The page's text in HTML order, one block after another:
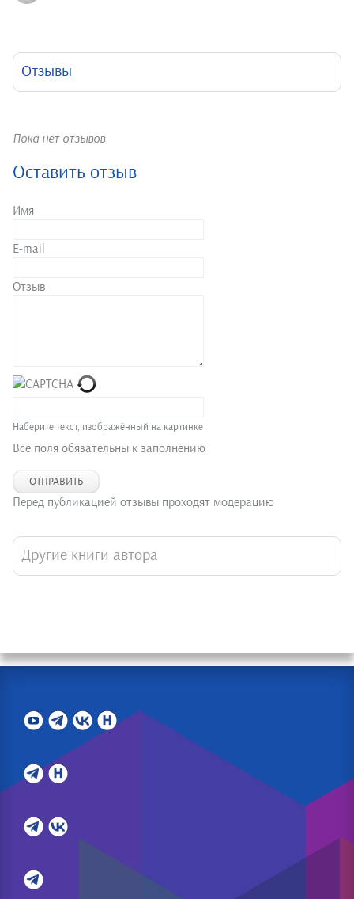
Отзывы
Пока нет отзывов
Оставить отзыв
Имя
E-mail
Отзыв
Наберите текст, изображённый на картинке
Все поля обязательны к заполнению
ОТПРАВИТЬ
Перед публикацией отзывы проходят модерацию
Другие книги автора